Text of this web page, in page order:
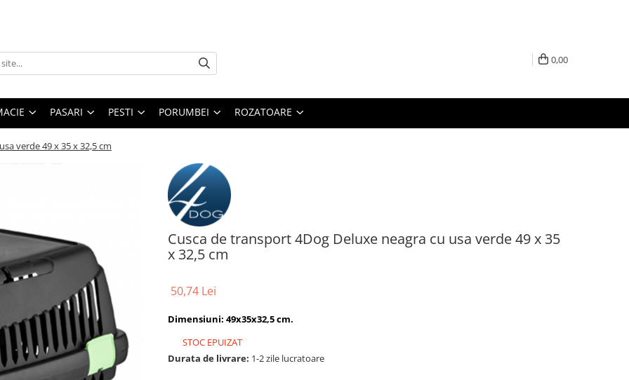
0,00
PASARI PESTI PORUMBEI ROZATOARE
verde 49 x 35 x 32,5 cm
Cusca de transport 4Dog Deluxe neagra cu usa verde 49 x 35
x 32,5 cm
50,74 Lei
Dimensiuni: 49x35x32,5 cm.
STOC EPUIZAT
Durata de livrare: 1-2 zile lucratoare